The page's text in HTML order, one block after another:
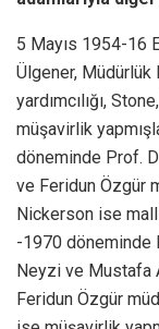
5 Mayıs 1954-16
Ülgener,
yardımcılığı,
müşavirlik
döneminde Prof.
ve Feridun Özgür
Nickerson ise
-1970 döneminde
Neyzi ve Mustafa
Feridun Özgür